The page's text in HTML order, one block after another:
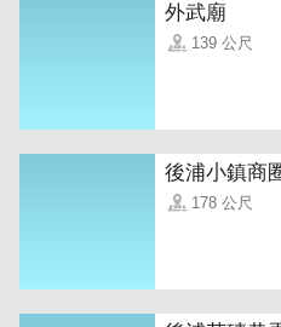
房间保留了闽式古厝的厚实砖
外武廟
139 公尺
後浦小鎮商
178 公尺